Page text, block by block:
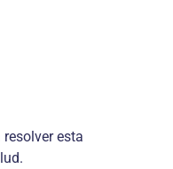
resolver esta